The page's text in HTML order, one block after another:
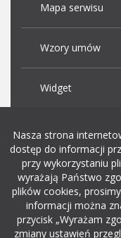
Mapa serwisu
Wzory umów
Widget
Dodaj
rekrutacja w it
Nasza strona
dostęp do informacji
przy wykorzystaniu
wyrażają Państwo
plików cookies,
informacji można
przycisk „Wyrażam
zmiany ustawień